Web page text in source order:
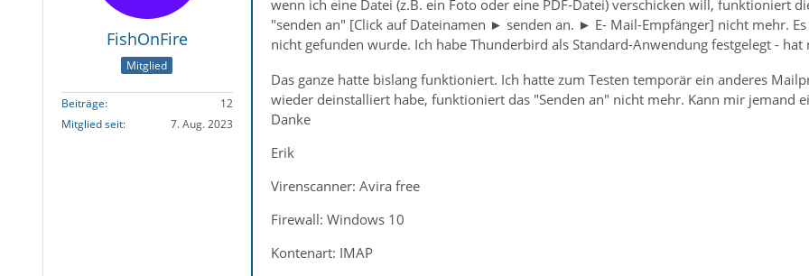
FishOnFire
Mitglied
Beiträge
12
Mitglied seit
7. Aug. 2023
wenn ich eine Datei (z.B. ein Foto oder eine PDF-Datei) verschicken will, funktioniert
"senden an" [Click auf Dateinamen ► senden an. ► E- Mail-Empfänger] nicht mehr.
nicht gefunden wurde. Ich habe Thunderbird als Standard-Anwendung festgelegt -
Das ganze hatte bislang funktioniert. Ich hatte zum Testen temporär ein anderes
wieder deinstalliert habe, funktioniert das "Senden an" nicht mehr. Kann mir jemand
Danke
Erik
Virenscanner: Avira free
Firewall: Windows 10
Kontenart: IMAP